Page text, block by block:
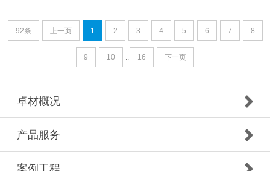
92条 上一页 1 2 3 4 5 6 7 8
9 10 .. 16 下一页
卓材概况
产品服务